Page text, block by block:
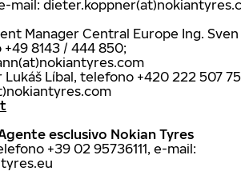
mail:
Manager Central Europe Ing. Sven
8143 / 444 850;
Lukáš Líbal, telefono +420 222 507
esclusivo Nokian Tyres
+39 02 95736111, e-mail: